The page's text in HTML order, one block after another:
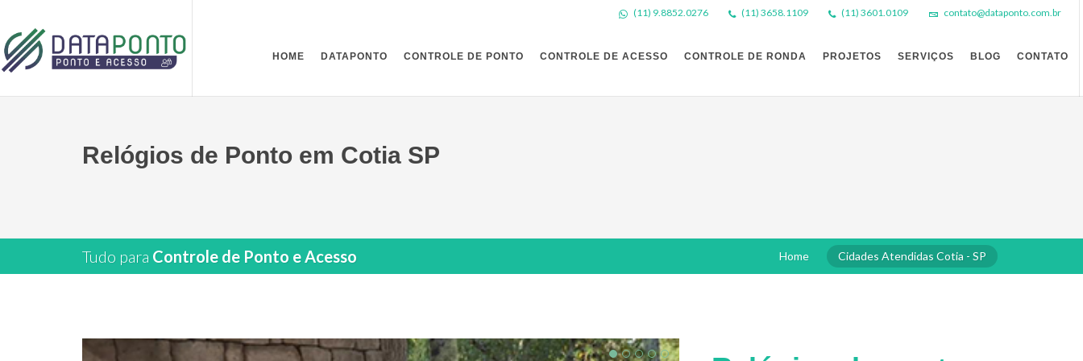
(11) 9.8852.0276 (11) 3658.1109 (11) 3601.0109 contato@dataponto.com.br
HOME DATAPONTO CONTROLE DE PONTO CONTROLE DE ACESSO CONTROLE DE RONDA PROJETOS SERVIÇOS BLOG CONTATO
Relógios de Ponto em Cotia SP
Tudo para Controle de Ponto e Acesso Home Cidades Atendidas Cotia - SP